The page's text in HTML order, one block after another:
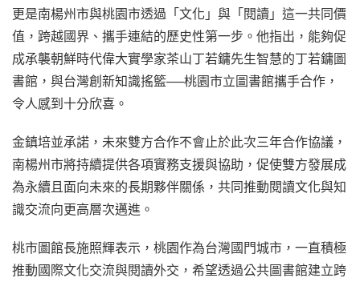
更是南楊州市與桃園市透過「文化」與「閱讀」這一共同價
值，跨越國界、攜手連結的歷史性第一步。他指出，能夠促
成承襲朝鮮時代偉大實學家茶山丁若鏞先生智慧的丁若鏞圖
書館，與台灣創新知識搖籃──桃園市立圖書館攜手合作，
令人感到十分欣喜。
金鎮培並承諾，未來雙方合作不會止於此次三年合作協議，
南楊州市將持續提供各項實務支援與協助，促使雙方發展成
為永續且面向未來的長期夥伴關係，共同推動閱讀文化與知
識交流向更高層次邁進。
桃市圖館長施照輝表示，桃園作為台灣國門城市，一直積極
推動國際文化交流與閱讀外交，希望透過公共圖書館建立跨